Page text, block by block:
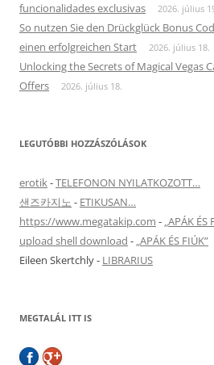
funcionalidades exclusivas
2026. július
So nutzen Sie den Drückglück Bonus
einen erfolgreichen Start
2026. július 18.
Unlocking the Secrets of Magical Vegas
Offers
2026. július 18.
LEGUTÓBBI HOZZÁSZÓLÁSOK
erotik-TELEFONON NYILATKOZOTT…
샌즈카지노 - ETIKUSAN…
https://www.megatakip.com - „APÁK ÉS
upload shell download - „APÁK ÉS FIÚK”
Eileen Skertchly- LIBRARIUS
MEGTALÁL ITT IS